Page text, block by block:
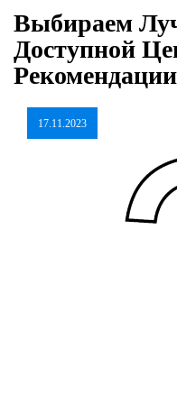
Выбираем
Доступной
Рекомендации
17.11.2023